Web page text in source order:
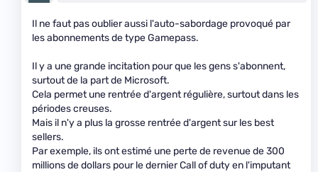
Il ne faut pas oublier aussi l'auto-sabordage provoqué par
les abonnements de type Gamepass.
Il y a une grande incitation pour que les gens s'abonnent,
surtout de la part de Microsoft.
Cela permet une rentrée d'argent régulière, surtout dans les
périodes creuses.
Mais il n'y a plus la grosse rentrée d'argent sur les best
sellers.
Par exemple, ils ont estimé une perte de revenue de 300
millions de dollars pour le dernier Call of duty en l'imputant